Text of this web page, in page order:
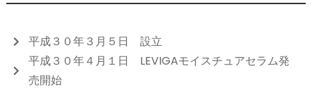
平成３０年３月５日 設立
平成３０年４月１日 LEVIGAモイスチュアセラム発
売開始